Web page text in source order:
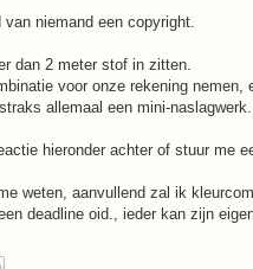
niemand een copyright.
dan 2 meter stof in zitten.
voor onze rekening nemen,
allemaal een mini-naslagwerk.
hieronder achter of stuur me
weten, aanvullend zal ik
deadline oid., ieder kan zijn